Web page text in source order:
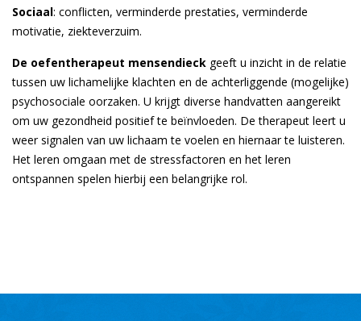
Sociaal: conflicten, verminderde prestaties, verminderde
motivatie, ziekteverzuim.
De oefentherapeut mensendieck geeft u inzicht in de relatie
tussen uw lichamelijke klachten en de achterliggende (mogelijke)
psychosociale oorzaken. U krijgt diverse handvatten aangereikt
om uw gezondheid positief te beïnvloeden. De therapeut leert u
weer signalen van uw lichaam te voelen en hiernaar te luisteren.
Het leren omgaan met de stressfactoren en het leren
ontspannen spelen hierbij een belangrijke rol.